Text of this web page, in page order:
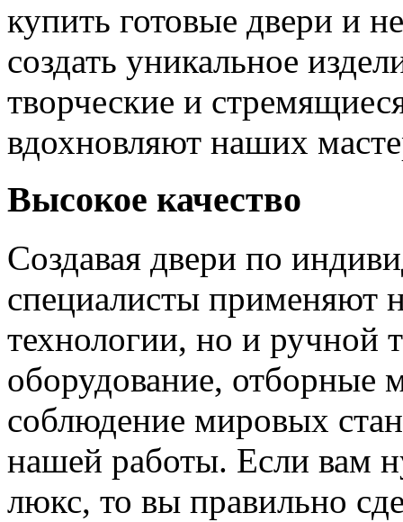
купить готовые двери и
создать уникальное
творческие и
вдохновляют наших
Высокое качество
Создавая двери по
специалисты применяют
технологии, но и ручной
оборудование, отборные
соблюдение мировых
нашей работы. Если вам
люкс, то вы правильно